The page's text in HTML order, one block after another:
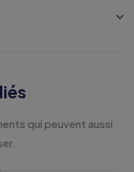
qui peuvent aussi